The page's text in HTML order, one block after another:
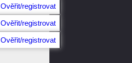
Ověřit/registrovat
Ověřit/registrovat
Ověřit/registrovat